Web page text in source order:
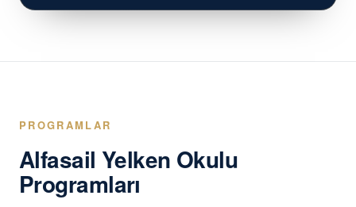
PROGRAMLAR
Alfasail Yelken Okulu
Programları